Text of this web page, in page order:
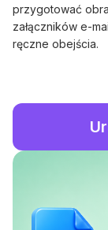
przygotować
załączników e-
ręczne obejścia.